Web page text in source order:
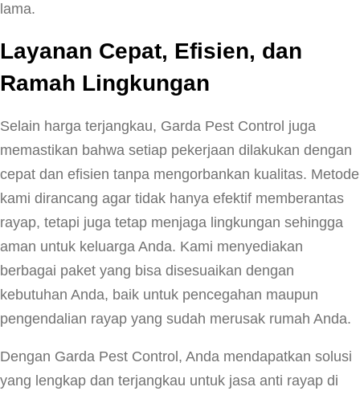
lama.
Layanan Cepat, Efisien, dan
Ramah Lingkungan
Selain harga terjangkau, Garda Pest Control juga
memastikan bahwa setiap pekerjaan dilakukan dengan
cepat dan efisien tanpa mengorbankan kualitas. Metode
kami dirancang agar tidak hanya efektif memberantas
rayap, tetapi juga tetap menjaga lingkungan sehingga
aman untuk keluarga Anda. Kami menyediakan
berbagai paket yang bisa disesuaikan dengan
kebutuhan Anda, baik untuk pencegahan maupun
pengendalian rayap yang sudah merusak rumah Anda.
Dengan Garda Pest Control, Anda mendapatkan solusi
yang lengkap dan terjangkau untuk jasa anti rayap di